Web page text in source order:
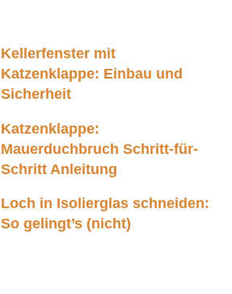
Kellerfenster mit
Katzenklappe: Einbau und
Sicherheit
Katzenklappe:
Mauerduchbruch Schritt-für-
Schritt Anleitung
Loch in Isolierglas schneiden:
So gelingt’s (nicht)